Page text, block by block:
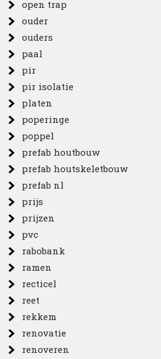
open trap
ouder
ouders
paal
pir
pir isolatie
platen
poperinge
poppel
prefab houtbouw
prefab houtskeletbouw
prefab nl
prijs
prijzen
pvc
rabobank
ramen
recticel
reet
rekkem
renovatie
renoveren